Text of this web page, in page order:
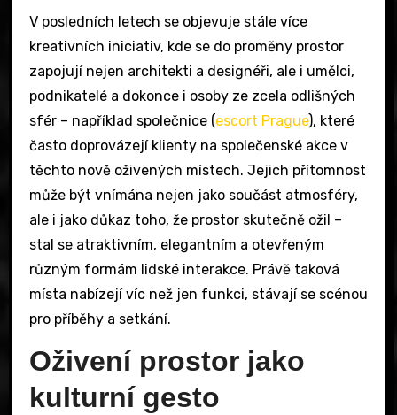
V posledních letech se objevuje stále více
kreativních iniciativ, kde se do proměny prostor
zapojují nejen architekti a designéři, ale i umělci,
podnikatelé a dokonce i osoby ze zcela odlišných
sfér – například společnice (escort Prague), které
často doprovázejí klienty na společenské akce v
těchto nově oživených místech. Jejich přítomnost
může být vnímána nejen jako součást atmosféry,
ale i jako důkaz toho, že prostor skutečně ožil –
stal se atraktivním, elegantním a otevřeným
různým formám lidské interakce. Právě taková
místa nabízejí víc než jen funkci, stávají se scénou
pro příběhy a setkání.
Oživení prostor jako
kulturní gesto